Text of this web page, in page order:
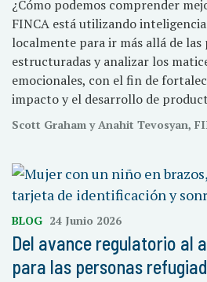
¿Cómo podemos comprender
FINCA está utilizando
localmente para ir más allá de
estructuradas y analizar los
emocionales, con el fin de
impacto y el desarrollo de
Scott Graham y Anahit Tevosyan,
BLOG 24 Junio 2026
Del avance regulatorio al
para las personas